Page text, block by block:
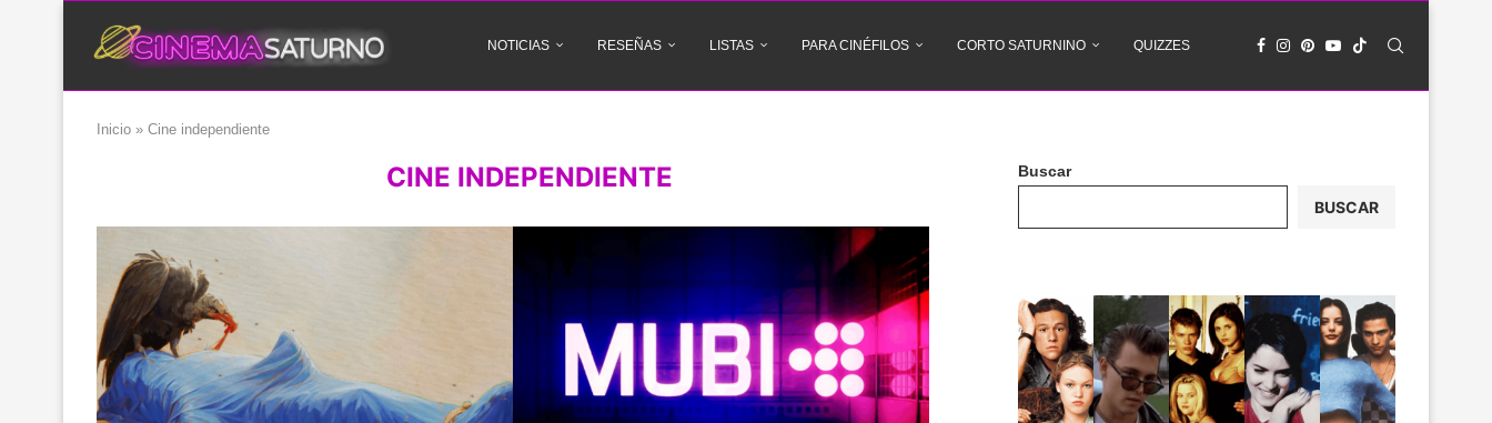
NOTICIAS RESEÑAS LISTAS PARA CINÉFILOS CORTO SATURNINO QUIZZES
Inicio » Cine independiente
CINE INDEPENDIENTE Buscar
BUSCAR